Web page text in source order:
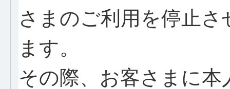
さまのご利用を停止
ます。
その際、お客さまに